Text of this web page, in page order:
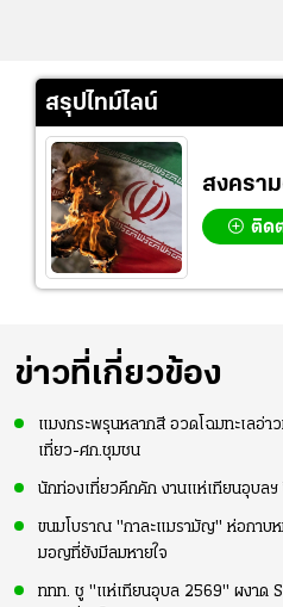
สรุปไทม์ไลน์
สงครา
ติด
ข่าวที่เกี่ยวข้อง
แมงกระพรุนหลากสี อวดโฉมทะเลอ่า
เที่ยว-ศก.ชุมชน
นักท่องเที่ยวคึกคัก งานแห่เทียนอุบล
ขนมโบราณ "กาละแมรามัญ" ห่อกาบ
มอญที่ยังมีลมหายใจ
ททท. ชู "แห่เทียนอุบล 2569" ผงาด